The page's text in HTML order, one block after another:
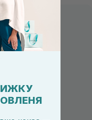
UAH